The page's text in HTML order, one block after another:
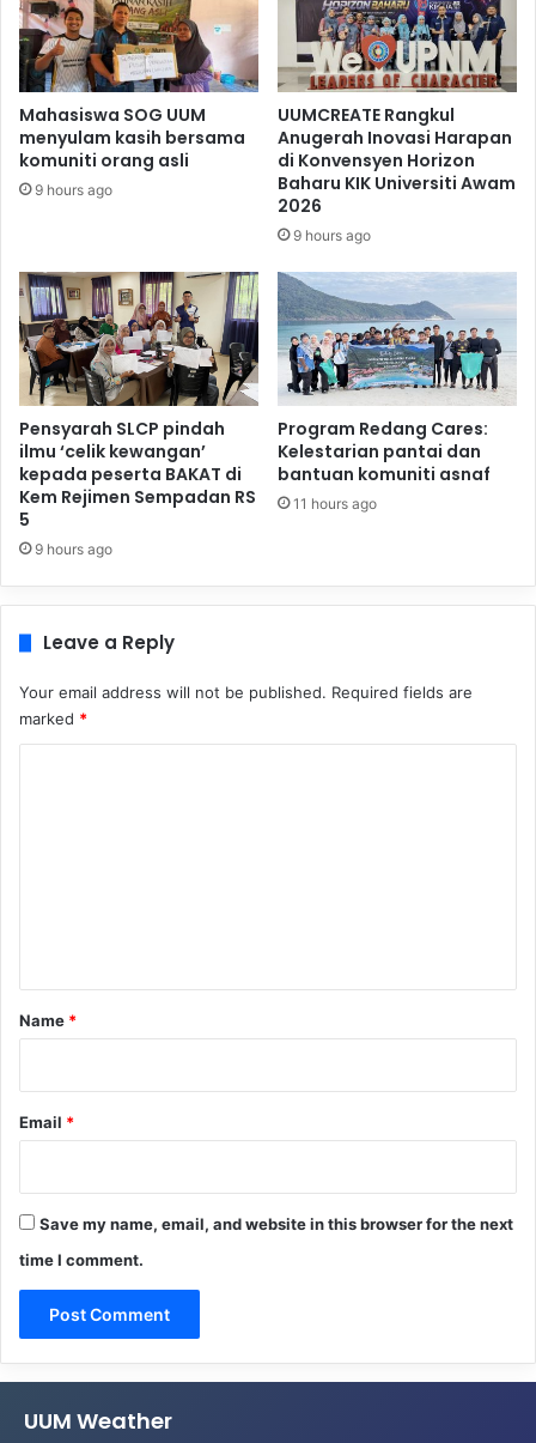
Mahasiswa SOG UUM
menyulam kasih bersama
komuniti orang asli
9 hours ago
UUMCREATE Rangkul
Anugerah Inovasi Harapan
di Konvensyen Horizon
Baharu KIK Universiti Awam
2026
9 hours ago
Pensyarah SLCP pindah
ilmu ‘celik kewangan’
kepada peserta BAKAT di
Kem Rejimen Sempadan RS
5
9 hours ago
Program Redang Cares:
Kelestarian pantai dan
bantuan komuniti asnaf
11 hours ago
Leave a Reply
Your email address will not be published. Required fields are
marked *
*
Name *
Email *
Save my name, email, and website in this browser for the next
time I comment.
UUM Weather